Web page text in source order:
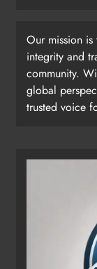
Our mission
integrity and
community.
global
trusted voice